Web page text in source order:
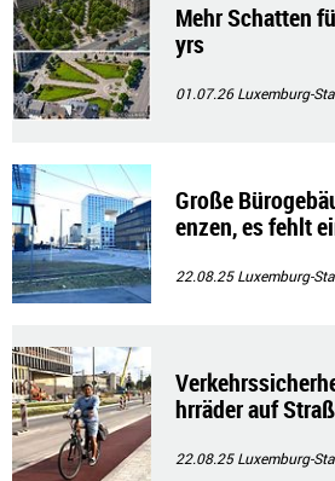
Mehr Schatten
yrs
01.07.26Luxemburg-
Große
enzen, es fehlt
22.08.25Luxemburg-
hrräder auf
22.08.25Luxemburg-